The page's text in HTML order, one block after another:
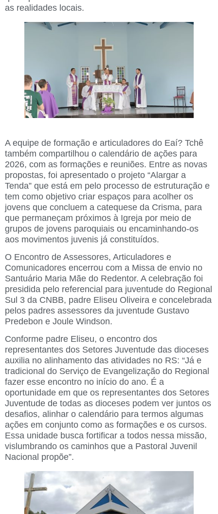
as realidades locais.
A equipe de formação e articuladores do Eaí? Tchê
também compartilhou o calendário de ações para
2026, com as formações e reuniões. Entre as novas
propostas, foi apresentado o projeto “Alargar a
Tenda” que está em pelo processo de estruturação e
tem como objetivo criar espaços para acolher os
jovens que concluem a catequese da Crisma, para
que permaneçam próximos à Igreja por meio de
grupos de jovens paroquiais ou encaminhando-os
aos movimentos juvenis já constituídos.
O Encontro de Assessores, Articuladores e
Comunicadores encerrou com a Missa de envio no
Santuário Maria Mãe do Redentor. A celebração foi
presidida pelo referencial para juventude do Regional
Sul 3 da CNBB, padre Eliseu Oliveira e concelebrada
pelos padres assessores da juventude Gustavo
Predebon e Joule Windson.
Conforme padre Eliseu, o encontro dos
representantes dos Setores Juventude das dioceses
auxilia no alinhamento das atividades no RS: “Já e
tradicional do Serviço de Evangelização do Regional
fazer esse encontro no início do ano. É a
oportunidade em que os representantes dos Setores
Juventude de todas as dioceses podem ver juntos os
desafios, alinhar o calendário para termos algumas
ações em conjunto como as formações e os cursos.
Essa unidade busca fortificar a todos nessa missão,
vislumbrando os caminhos que a Pastoral Juvenil
Nacional propõe”.